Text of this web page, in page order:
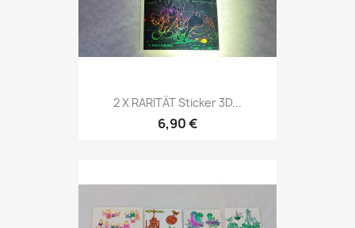
2 X RARITÄT Sticker 3D...
6,90 €